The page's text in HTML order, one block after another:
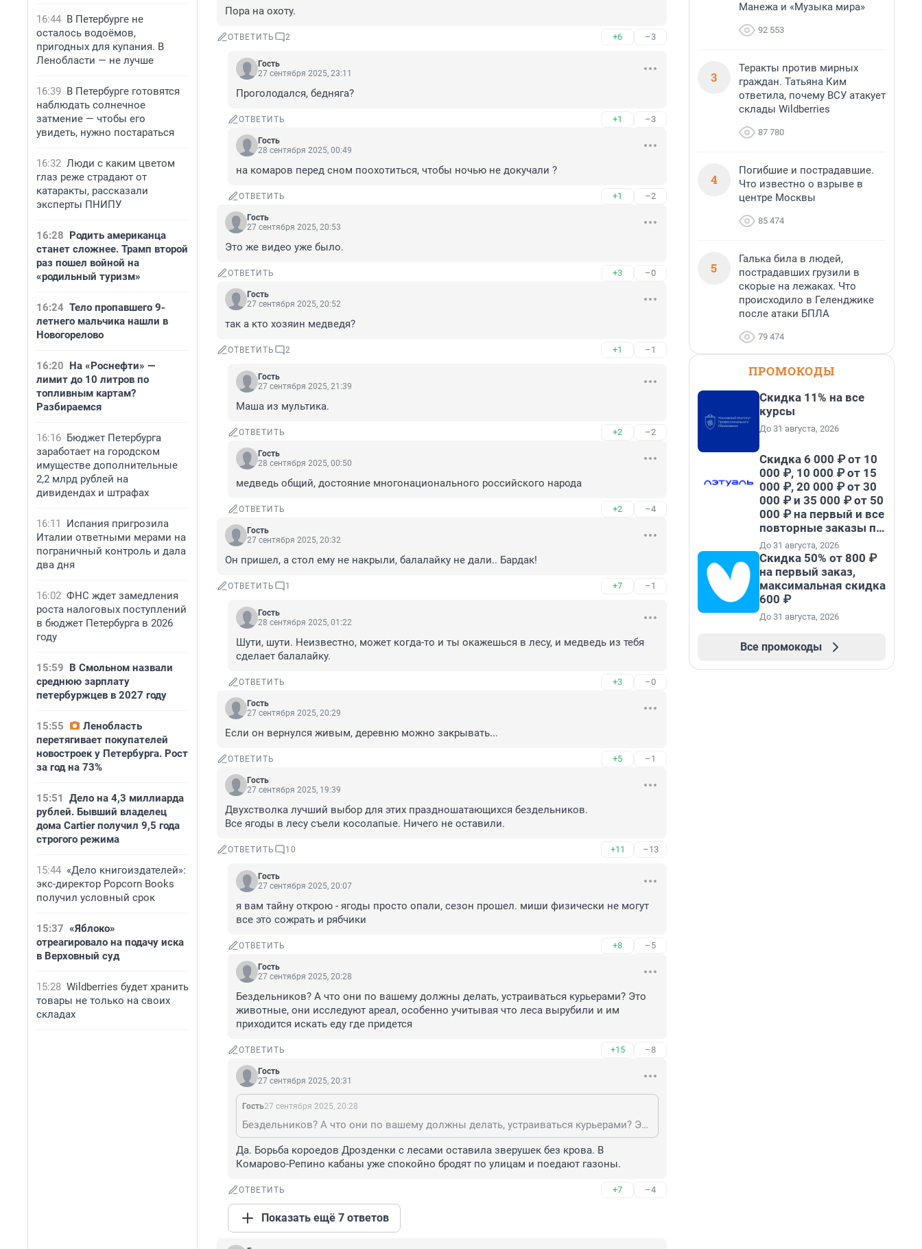
16:44 В Петербурге не
осталось водоёмов,
пригодных для купания. В
Ленобласти — не лучше
16:39 В Петербурге готовятся
наблюдать солнечное
затмение — чтобы его
увидеть, нужно постараться
16:32 Люди с каким цветом
глаз реже страдают от
катаракты, рассказали
эксперты ПНИПУ
16:28 Родить американца
станет сложнее. Трамп второй
раз пошел войной на
«родильный туризм»
16:24 Тело пропавшего 9-
летнего мальчика нашли в
Новогорелово
16:20 На «Роснефти» —
лимит до 10 литров по
топливным картам?
Разбираемся
16:16 Бюджет Петербурга
заработает на городском
имуществе дополнительные
2,2 млрд рублей на
дивидендах и штрафах
16:11
Испания пригрозила
Италии ответными мерами на
пограничный контроль и дала
два дня
16:02 ФНС ждет замедления
роста налоговых поступлений
в бюджет Петербурга в 2026
году
15:59 В Смольном назвали
среднюю зарплату
петербуржцев в 2027 году
15:55
Ленобласть
перетягивает покупателей
новостроек у Петербурга. Рост
за год на 73%
15:51
Дело на 4,3 миллиарда
рублей. Бывший владелец
дома Cartier получил 9,5 года
строгого режима
15:44 «Дело книгоиздателей»:
экс-директор Popcorn Books
получил условный срок
15:37 «Яблоко»
отреагировало на подачу иска
в Верховный суд
15:28 Wildberries будет хранить
товары не только на своих
складах
Пора на охоту.
ОТВЕТИТЬ 2 +6 –3
Гость
27 сентября 2025, 23:11
Проголодался, бедняга?
ОТВЕТИТЬ +1 –3
Гость
28 сентября 2025, 00:49
на комаров перед сном поохотиться, чтобы ночью не докучали ?
ОТВЕТИТЬ +1 –2
Гость
27 сентября 2025, 20:53
Это же видео уже было.
ОТВЕТИТЬ +3 –0
Гость
27 сентября 2025, 20:52
так а кто хозяин медведя?
ОТВЕТИТЬ 2 +1 –1
Гость
27 сентября 2025, 21:39
Маша из мультика.
ОТВЕТИТЬ +2 –2
Гость
28 сентября 2025, 00:50
медведь общий, достояние многонационального российского народа
ОТВЕТИТЬ +2 –4
Гость
27 сентября 2025, 20:32
Он пришел, а стол ему не накрыли, балалайку не дали.. Бардак!
ОТВЕТИТЬ 1 +7 –1
Гость
28 сентября 2025, 01:22
Шути, шути. Неизвестно, может когда-то и ты окажешься в лесу, и медведь из тебя
сделает балалайку.
ОТВЕТИТЬ +3 –0
Гость
27 сентября 2025, 20:29
Если он вернулся живым, деревню можно закрывать...
ОТВЕТИТЬ +5 –1
Гость
27 сентября 2025, 19:39
Двухстволка лучший выбор для этих праздношатающихся бездельников.
Все ягоды в лесу съели косолапые. Ничего не оставили.
ОТВЕТИТЬ 10 +11 –13
Гость
27 сентября 2025, 20:07
я вам тайну открою - ягоды просто опали, сезон прошел. миши физически не могут
все это сожрать и рябчики
ОТВЕТИТЬ +8 –5
Гость
27 сентября 2025, 20:28
Бездельников? А что они по вашему должны делать, устраиваться курьерами? Это
животные, они исследуют ареал, особенно учитывая что леса вырубили и им
приходится искать еду где придется
ОТВЕТИТЬ +15 –8
Гость
27 сентября 2025, 20:31
Гость27 сентября 2025, 20:28
Бездельников? А что они по вашему должны делать, устраиваться курьерами? Это животные, они исследуют ареал, особенно учитывая что леса вырубили и им приходится искать еду где придется
Да. Борьба короедов Дрозденки с лесами оставила зверушек без крова. В
Комарово-Репино кабаны уже спокойно бродят по улицам и поедают газоны.
ОТВЕТИТЬ +7 –4
Показать ещё 7 ответов
Манежа и «Музыка мира»
92 553
3
Теракты против мирных
граждан. Татьяна Ким
ответила, почему ВСУ атакует
склады Wildberries
87 780
4
Погибшие и пострадавшие.
Что известно о взрыве в
центре Москвы
85 474
5
Галька била в людей,
пострадавших грузили в
скорые на лежаках. Что
происходило в Геленджике
после атаки БПЛА
79 474
ПРОМОКОДЫ
Скидка 11% на все
курсы
До 31 августа, 2026
Скидка 6 000 ₽ от 10
000 ₽, 10 000 ₽ от 15
000 ₽, 20 000 ₽ от 30
000 ₽ и 35 000 ₽ от 50
000 ₽ на первый и все
повторные заказы по
промокоду НАБЕРИ
До 31 августа, 2026
Скидка 50% от 800 ₽
на первый заказ,
максимальная скидка
600 ₽
До 31 августа, 2026
Все промокоды